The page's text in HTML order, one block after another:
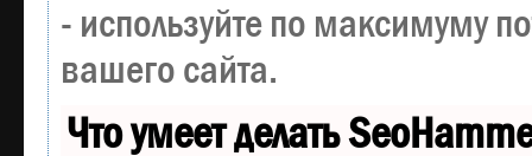
- используйте по максимуму
вашего сайта.
Что умеет делать